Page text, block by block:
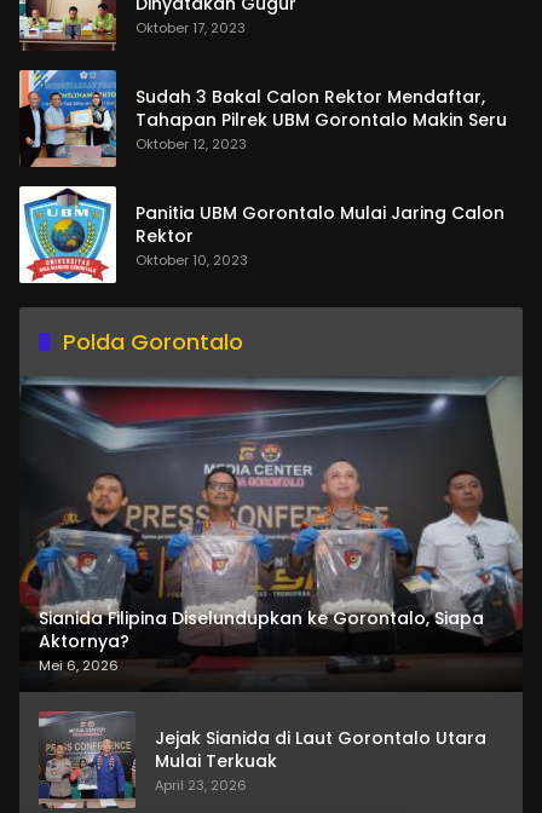
Oktober 17, 2023
Sudah 3 Bakal Calon Rektor Mendaftar,
Tahapan Pilrek UBM Gorontalo Makin Seru
Oktober 12, 2023
Panitia UBM Gorontalo Mulai Jaring Calon
Rektor
Oktober 10, 2023
Polda Gorontalo
Sianida Filipina Diselundupkan ke Gorontalo, Siapa
Aktornya?
Mei 6, 2026
Jejak Sianida di Laut Gorontalo Utara
Mulai Terkuak
April 23, 2026